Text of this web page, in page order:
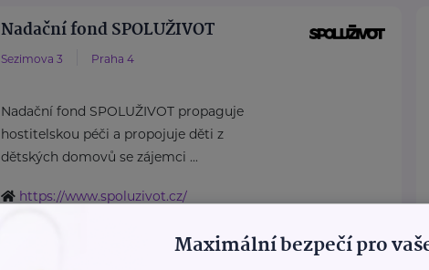
Nadační fond SPOLUŽIVOT
Sezimova 3 Praha 4
Nadační fond SPOLUŽIVOT propaguje
hostitelskou péči a propojuje děti z
dětských domovů se zájemci ...
https://www.spoluzivot.cz/
Maximální bezpečí pro